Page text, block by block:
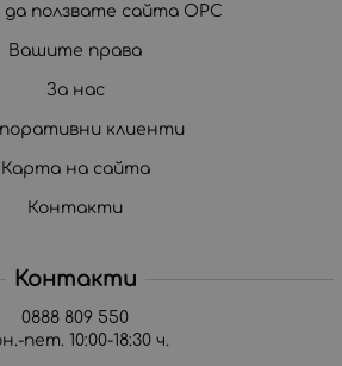
ползвате сайта ОРС
Вашите права
За нас
клиенти
Карта на сайта
Контакти
Контакти
0888 809 550
пет. 10:00-18:30 ч.